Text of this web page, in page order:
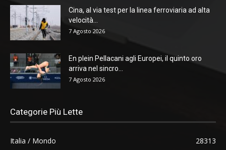
Cina, al via test per la linea ferroviaria ad alta
velocità...
7 Agosto 2026
En plein Pellacani agli Europei, il quinto oro
arriva nel sincro...
7 Agosto 2026
Categorie Più Lette
Italia / Mondo
28313